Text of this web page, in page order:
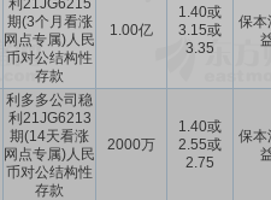
利21JG6215
期(3个月看涨
网点专属)人民
币对公结构性
存款
1.00亿
1.40或
3.15或
3.35
保本
利多多公司稳
利21JG6213
期(14天看涨
网点专属)人民
币对公结构性
存款
2000万
1.40或
2.55或
2.75
保本